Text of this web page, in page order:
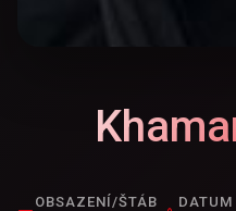
OBSAZENÍ/ŠTÁB DATUM